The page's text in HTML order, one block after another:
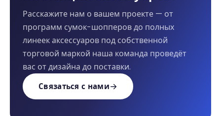
Расскажите нам о вашем проекте — от
программ сумок-шопперов до полных
линеек аксессуаров под собственной
торговой маркой наша команда проведёт
вас от дизайна до поставки.
Связаться с нами